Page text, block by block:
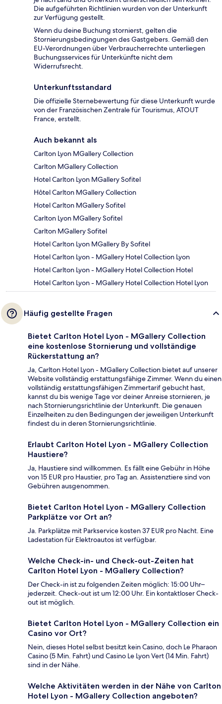
Die aufgeführten Richtlinien wurden von der Unterkunft
zur Verfügung gestellt.
Wenn du deine Buchung stornierst, gelten die
Stornierungsbedingungen des Gastgebers. Gemäß den
EU-Verordnungen über Verbraucherrechte unterliegen
Buchungsservices für Unterkünfte nicht dem
Widerrufsrecht.
Unterkunftsstandard
Die offizielle Sternebewertung für diese Unterkunft wurde
von der Französischen Zentrale für Tourismus, ATOUT
France, erstellt.
Auch bekannt als
Carlton Lyon MGallery Collection
Carlton MGallery Collection
Hotel Carlton Lyon MGallery Sofitel
Hôtel Carlton MGallery Collection
Hotel Carlton MGallery Sofitel
Carlton Lyon MGallery Sofitel
Carlton MGallery Sofitel
Hotel Carlton Lyon MGallery By Sofitel
Hotel Carlton Lyon - MGallery Hotel Collection Lyon
Hotel Carlton Lyon - MGallery Hotel Collection Hotel
Hotel Carlton Lyon - MGallery Hotel Collection Hotel Lyon
Häufig gestellte Fragen
Bietet Carlton Hotel Lyon - MGallery Collection
eine kostenlose Stornierung und vollständige
Rückerstattung an?
Ja, Carlton Hotel Lyon - MGallery Collection bietet auf unserer
Website vollständig erstattungsfähige Zimmer. Wenn du einen
vollständig erstattungsfähigen Zimmertarif gebucht hast,
kannst du bis wenige Tage vor deiner Anreise stornieren, je
nach Stornierungsrichtlinie der Unterkunft. Die genauen
Einzelheiten zu den Bedingungen der jeweiligen Unterkunft
findest du in deren Stornierungsrichtlinie.
Erlaubt Carlton Hotel Lyon - MGallery Collection
Haustiere?
Ja, Haustiere sind willkommen. Es fällt eine Gebühr in Höhe
von 15 EUR pro Haustier, pro Tag an. Assistenztiere sind von
Gebühren ausgenommen.
Bietet Carlton Hotel Lyon - MGallery Collection
Parkplätze vor Ort an?
Ja. Parkplätze mit Parkservice kosten 37 EUR pro Nacht. Eine
Ladestation für Elektroautos ist verfügbar.
Welche Check-in- und Check-out-Zeiten hat
Carlton Hotel Lyon - MGallery Collection?
Der Check-in ist zu folgenden Zeiten möglich: 15:00 Uhr–
jederzeit. Check-out ist um 12:00 Uhr. Ein kontaktloser Check-
out ist möglich.
Bietet Carlton Hotel Lyon - MGallery Collection ein
Casino vor Ort?
Nein, dieses Hotel selbst besitzt kein Casino, doch Le Pharaon
Casino (5 Min. Fahrt) und Casino Le Lyon Vert (14 Min. Fahrt)
sind in der Nähe.
Welche Aktivitäten werden in der Nähe von Carlton
Hotel Lyon - MGallery Collection angeboten?